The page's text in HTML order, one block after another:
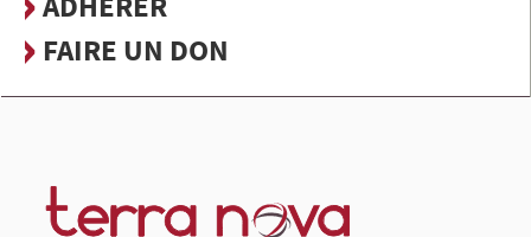
FAIRE UN DON